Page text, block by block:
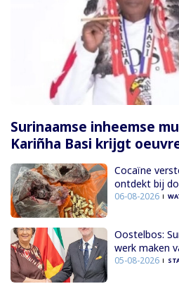
Surinaamse inheemse
Kariñha Basi krijgt
Cocaïne
ontdekt bij
06-08-2026
Oostelbos:
werk maken
05-08-2026